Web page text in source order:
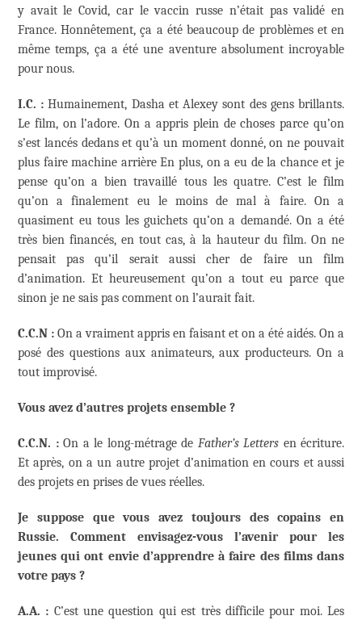
y avait le Covid, car le vaccin russe n’était pas validé en
France. Honnêtement, ça a été beaucoup de problèmes et en
même temps, ça a été une aventure absolument incroyable
pour nous.
I.C. : Humainement, Dasha et Alexey sont des gens brillants.
Le film, on l’adore. On a appris plein de choses parce qu’on
s’est lancés dedans et qu’à un moment donné, on ne pouvait
plus faire machine arrière En plus, on a eu de la chance et je
pense qu’on a bien travaillé tous les quatre. C’est le film
qu’on a finalement eu le moins de mal à faire. On a
quasiment eu tous les guichets qu’on a demandé. On a été
très bien financés, en tout cas, à la hauteur du film. On ne
pensait pas qu’il serait aussi cher de faire un film
d’animation. Et heureusement qu’on a tout eu parce que
sinon je ne sais pas comment on l’aurait fait.
C.C.N : On a vraiment appris en faisant et on a été aidés. On a
posé des questions aux animateurs, aux producteurs. On a
tout improvisé.
Vous avez d’autres projets ensemble ?
C.C.N. :On a le long-métrage de Father’s Letters en écriture.
Et après, on a un autre projet d’animation en cours et aussi
des projets en prises de vues réelles.
Je suppose que vous avez toujours des copains en
Russie. Comment envisagez-vous l’avenir pour les
jeunes qui ont envie d’apprendre à faire des films dans
votre pays ?
A.A. : C’est une question qui est très difficile pour moi. Les